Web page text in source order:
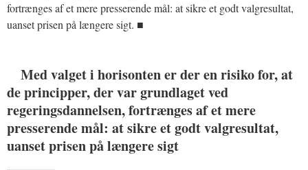
fortrænges af et mere presserende mål: at sikre et godt valgresultat,
uanset prisen på længere sigt. ■
Med valget i horisonten er der en risiko for, at
de principper, der var grundlaget ved
regeringsdannelsen, fortrænges af et mere
presserende mål: at sikre et godt valgresultat,
uanset prisen på længere sigt